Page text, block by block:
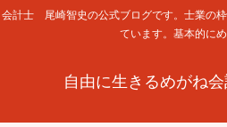
会計士 尾崎智史の公式ブログです。士業の
ています。基本的にめ
自由に生きるめがね会